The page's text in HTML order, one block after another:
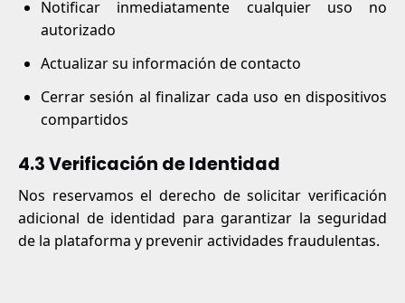
Notificar inmediatamente cualquier uso no
autorizado
Actualizar su información de contacto
Cerrar sesión al finalizar cada uso en dispositivos
compartidos
4.3 Verificación de Identidad
Nos reservamos el derecho de solicitar verificación
adicional de identidad para garantizar la seguridad
de la plataforma y prevenir actividades fraudulentas.